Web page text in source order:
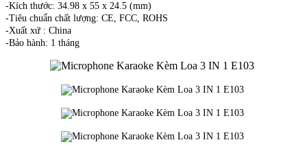
-Kích thước: 34.98 x 55 x 24.5 (mm)
-Tiêu chuẩn chất lượng: CE, FCC, ROHS
-Xuất xứ : China
-Bảo hành: 1 tháng